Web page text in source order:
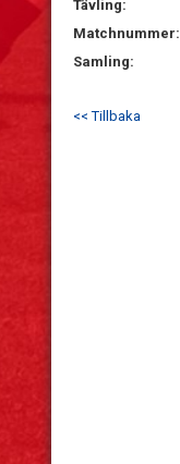
Tävling:
Matchnummer:
Samling:
<< Tillbaka